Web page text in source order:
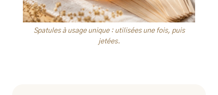
Spatules à usage unique : utilisées une fois, puis
jetées.